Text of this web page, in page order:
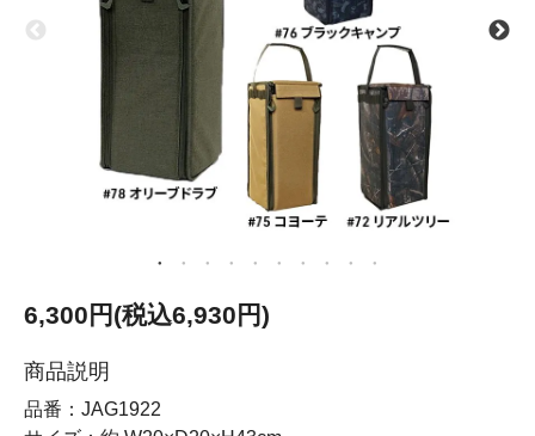
6,300円(税込6,930円)
商品説明
品番：JAG1922